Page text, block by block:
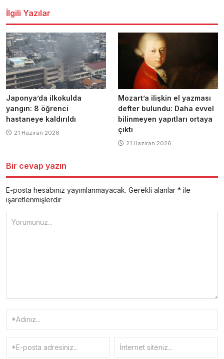
İlgili Yazılar
Japonya’da ilkokulda
yangın: 8 öğrenci
hastaneye kaldırıldı
21 Haziran 2026
Mozart’a ilişkin el yazması
defter bulundu: Daha evvel
bilinmeyen yapıtları ortaya
çıktı
21 Haziran 2026
Bir cevap yazın
E-posta hesabınız yayımlanmayacak. Gerekli alanlar * ile
işaretlenmişlerdir